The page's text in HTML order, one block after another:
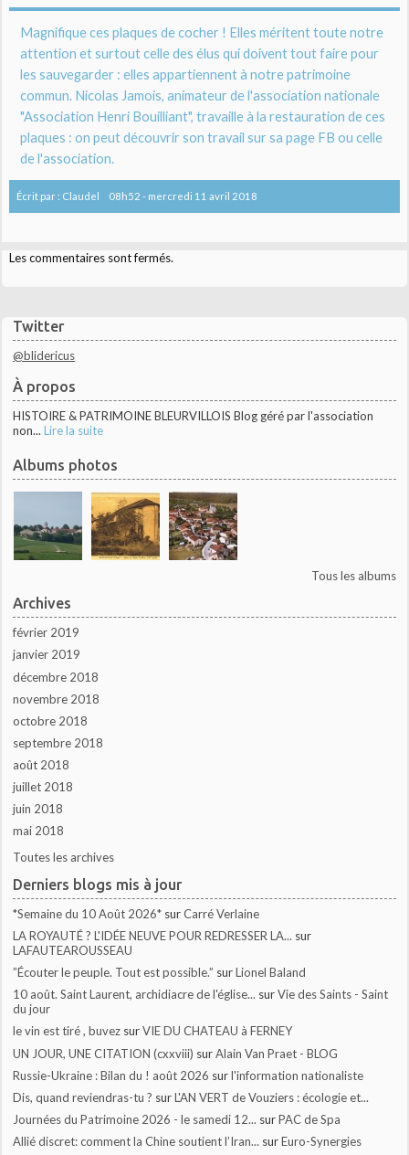
Twitter
@blidericus
À propos
HISTOIRE & PATRIMOINE BLEURVILLOIS Blog géré par l'association
non... Lire la suite
Albums photos
Tous les albums
Archives
février 2019
janvier 2019
décembre 2018
novembre 2018
octobre 2018
septembre 2018
août 2018
juillet 2018
juin 2018
mai 2018
Toutes les archives
Derniers blogs mis à jour
*Semaine du 10 Août 2026* surCarré Verlaine
LA ROYAUTÉ ? L'IDÉE NEUVE POUR REDRESSER LA... sur
LAFAUTEAROUSSEAU
”Écouter le peuple. Tout est possible.” surLionel Baland
10 août. Saint Laurent, archidiacre de l'église... surVie des Saints - Saint
du jour
le vin est tiré , buvez surVIE DU CHATEAU à FERNEY
UN JOUR, UNE CITATION (cxxviii) surAlain Van Praet - BLOG
Russie-Ukraine : Bilan du ! août 2026 surl'information nationaliste
Dis, quand reviendras-tu ? surL'AN VERT de Vouziers : écologie et...
Journées du Patrimoine 2026 - le samedi 12... surPAC de Spa
Allié discret: comment la Chine soutient l’Iran... surEuro-Synergies
Magnifique ces plaques de cocher ! Elles méritent toute notre
attention et surtout celle des élus qui doivent tout faire pour
les sauvegarder : elles appartiennent à notre patrimoine
commun. Nicolas Jamois, animateur de l'association nationale
"Association Henri Bouilliant", travaille à la restauration de ces
plaques : on peut découvrir son travail sur sa page FB ou celle
de l'association.
Écrit par : Claudel 08h52 - mercredi 11 avril 2018
Les commentaires sont fermés.